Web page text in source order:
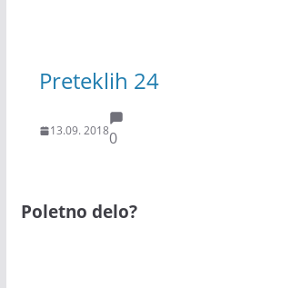
Preteklih 24
13.09. 20180
Poletno delo?